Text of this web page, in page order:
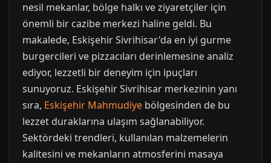
nesil mekanlar, bölge halkı ve ziyaretçiler için
önemli bir cazibe merkezi haline geldi. Bu
makalede, Eskişehir Sivrihisar'da en iyi gurme
burgercileri ve pizzacıları derinlemesine analiz
ediyor, lezzetli bir deneyim için ipuçları
sunuyoruz. Eskişehir Sivrihisar merkezinin yanı
sıra, Eskişehir Mahmudiye bölgesinden de bu
lezzet duraklarına ulaşım sağlanabiliyor.
Sektördeki trendleri, kullanılan malzemelerin
kalitesini ve mekanların atmosferini masaya